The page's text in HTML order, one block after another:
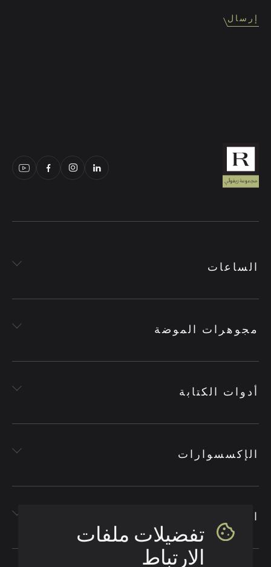
إرسال
الساعات
مجوهرات الموضة
أدوات الكتابة
الإكسسوارات
تفضيلات ملفات
الارتباط